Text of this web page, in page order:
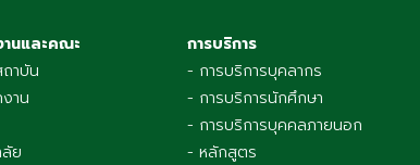
นและคณะ
าบัน
าน
ย
การบริการ
- การบริการบุคลากร
- การบริการนักศึกษา
- การบริการบุคคลภายนอก
- หลักสูตร